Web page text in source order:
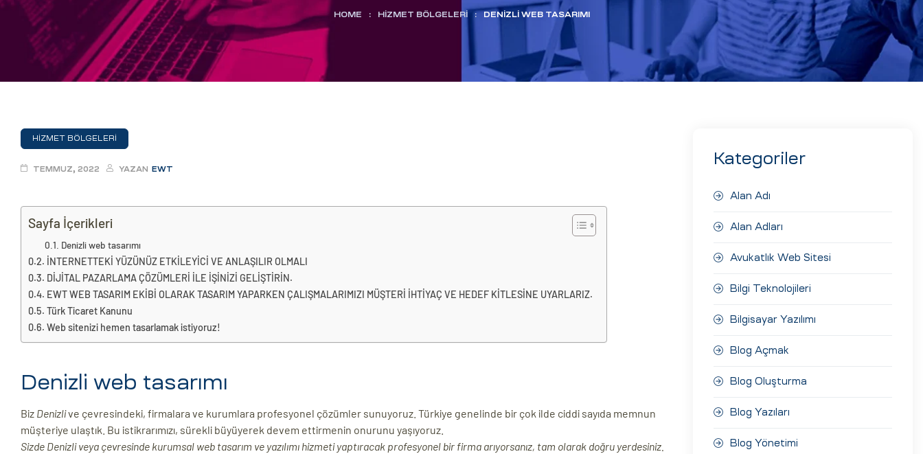
Aday
HOME : HİZMET BÖLGELERİ : DENIZLI WEB TASARIMI
HİZMET BÖLGELERİ
TEMMUZ, 2022 YAZAN EWT
Sayfa İçerikleri
Denizli web tasarımı
İNTERNETTEKİ YÜZÜNÜZ ETKİLEYİCİ VE ANLAŞILIR OLMALI
DİJİTAL PAZARLAMA ÇÖZÜMLERİ İLE İŞİNİZİ GELİŞTİRİN.
EWT WEB TASARIM EKİBİ OLARAK TASARIM YAPARKEN ÇALIŞMALARIMIZI MÜŞTERİ İHTİYAÇ VE HEDEF KİTLESİNE UYARLARIZ.
Türk Ticaret Kanunu
Web sitenizi hemen tasarlamak istiyoruz!
Denizli web tasarımı
Biz Denizlive çevresindeki, firmalara ve kurumlara profesyonel çözümler sunuyoruz. Türkiye genelinde bir çok ilde ciddi sayıda memnun
müşteriye ulaştık. Bu istikrarımızı, sürekli büyüyerek devem ettirmenin onurunu yaşıyoruz.
Sizde Denizli veya çevresinde kurumsal web tasarım ve yazılımı hizmeti yaptıracak profesyonel bir firma arıyorsanız, tam olarak doğru yerdesiniz.
Kategoriler
Alan Adı
Alan Adları
Avukatlık Web Sitesi
Bilgi Teknolojileri
Bilgisayar Yazılımı
Blog Açmak
Blog Oluşturma
Blog Yazıları
Blog Yönetimi